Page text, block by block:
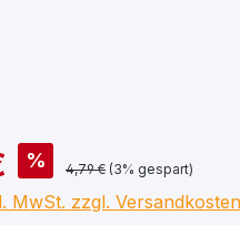
% 4,79 € (3% gespart)
MwSt. zzgl. Versandkosten